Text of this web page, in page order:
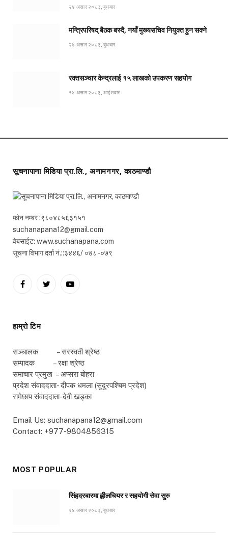
२४ असार २०८३, बुधबार
मन्त्रिपरिषद् बैठक बस्दै, नयाँ मुख्यसचिव नियुक्त हुन सक्ने
२४ असार २०८३, बुधबार
रक्तसञ्चार केन्द्रलाई १५ लाखको उपकरण सहयोग
१४ असार २०८३, आईतवार
सूचनापाना मिडिया प्रा.लि., अनामनगर, काठमाण्डौ
फोन नम्बर :९८०४८५६३१५१
suchanapana12@gmail.com
वेबसाईट: www.suchanapana.com
सूचना विभाग दर्ता नं.::३४४६/ ०७८ -०७९
FacebookTwitterYouTube
हाम्रो टिम
सञ्चालक – सरस्वती श्रेष्ठ
सम्पादक – रक्षा श्रेष्ठ
समाचार प्रमुख – अप्सरा बोहरा
प्रदेश संवाददाता- दीपक धमला (सुदुरपश्चिम प्रदेश)
रामेछाप संवाददाता-देवी खड्का
Email Us: suchanapana12@gmail.com
Contact: +977-9804856315
MOST POPULAR
सिंहदरबारमा ह्वीलचियर र सहयोगी सेवा सुरु
२४ असार २०८३, बुधबार